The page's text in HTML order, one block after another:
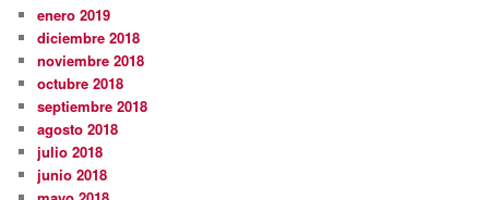
enero 2019
diciembre 2018
noviembre 2018
octubre 2018
septiembre 2018
agosto 2018
julio 2018
junio 2018